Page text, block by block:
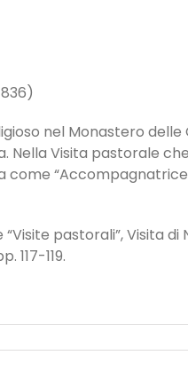
nel Monastero
Visita pastorale
pastorali”, Visita di
117-119.